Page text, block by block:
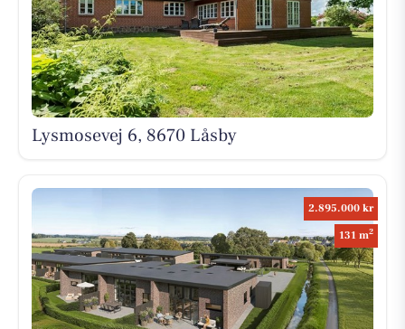
Lysmosevej 6, 8670 Låsby
2.895.000 kr
131 m2